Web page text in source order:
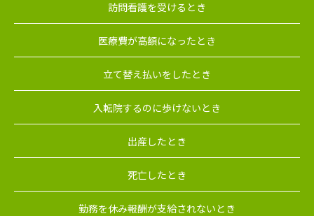
訪問看護を受けるとき
医療費が高額になったとき
立て替え払いをしたとき
入転院するのに歩けないとき
出産したとき
死亡したとき
勤務を休み報酬が支給されないとき